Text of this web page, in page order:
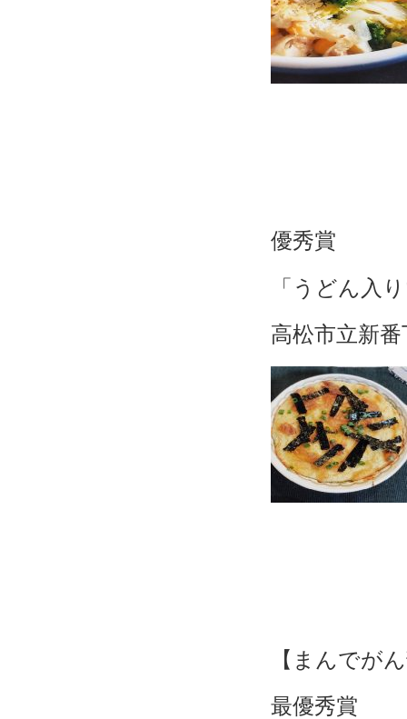
優秀賞
「うどん入
高松市立新
【まんでが
最優秀賞